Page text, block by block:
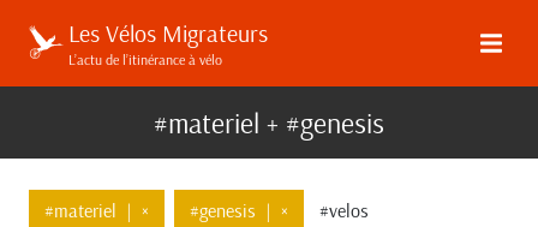
Les Vélos Migrateurs
L’actu de l’itinérance à vélo
#materiel + #genesis
#materiel | × #genesis | × #velos